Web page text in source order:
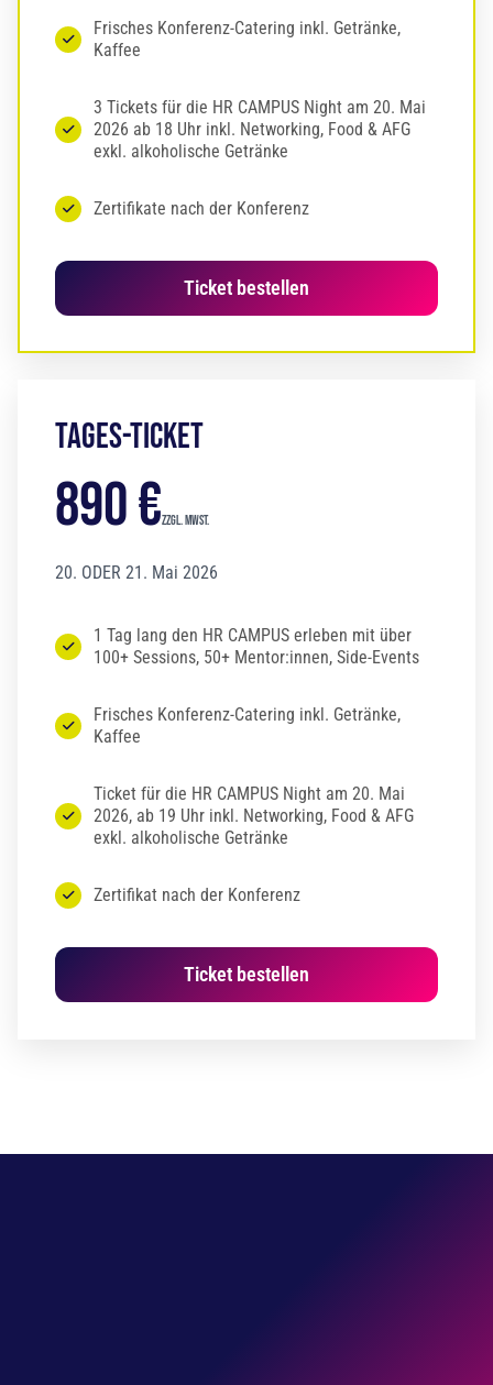
Frisches Konferenz-Catering inkl. Getränke,
Kaffee
3 Tickets für die HR CAMPUS Night am 20. Mai
2026 ab 18 Uhr inkl. Networking, Food & AFG
exkl. alkoholische Getränke
Zertifikate nach der Konferenz
Ticket bestellen
Tages-Ticket
890 €zzgl. MwSt.
20. ODER 21. Mai 2026
1 Tag lang den HR CAMPUS erleben mit über
100+ Sessions, 50+ Mentor:innen, Side-Events
Frisches Konferenz-Catering inkl. Getränke,
Kaffee
Ticket für die HR CAMPUS Night am 20. Mai
2026, ab 19 Uhr inkl. Networking, Food & AFG
exkl. alkoholische Getränke
Zertifikat nach der Konferenz
Ticket bestellen